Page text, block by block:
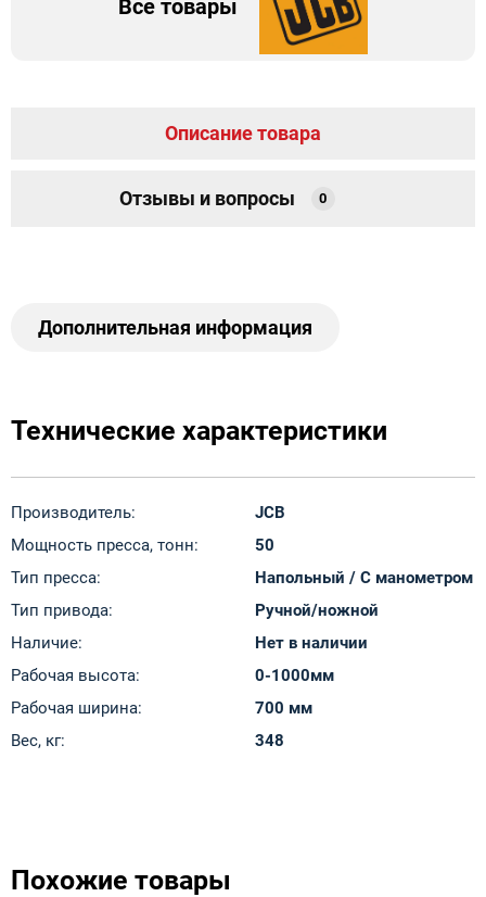
Все товары
Описание товара
Отзывы и вопросы 0
Дополнительная информация
Технические характеристики
Производитель:
JCB
Мощность пресса, тонн:
50
Тип пресса:
Напольный / С манометром
Тип привода:
Ручной/ножной
Наличие:
Нет в наличии
Рабочая высота:
0-1000мм
Рабочая ширина:
700 мм
Вес, кг:
348
Похожие товары